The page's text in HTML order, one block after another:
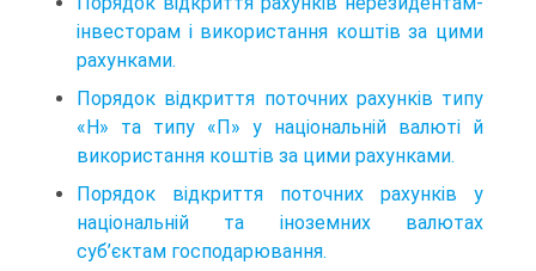
інвесторам і використання коштів за цими
рахунками.
Порядок відкриття поточних рахунків типу
«Н» та типу «П» у національній валюті й
використання коштів за цими рахунками.
Порядок відкриття поточних рахунків у
національній та іноземних валютах
суб’єктам господарювання.